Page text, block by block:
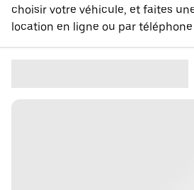
choisir votre véhicule, et faites
location en ligne ou par téléphone